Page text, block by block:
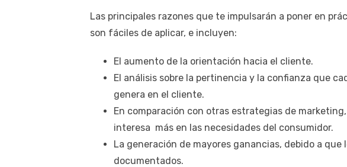
Las principales razones que te impulsarán a poner en
son fáciles de aplicar, e incluyen:
El aumento de la orientación hacia el cliente.
El análisis sobre la pertinencia y la confianza que
genera en el cliente.
En comparación con otras estrategias de
interesa más en las necesidades del consumidor.
La generación de mayores ganancias, debido a
documentados.